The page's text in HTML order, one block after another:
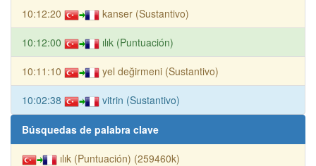
10:12:20 kanser (Sustantivo)
10:12:00 ılık (Puntuación)
10:11:10 yel değirmeni (Sustantivo)
10:02:38 vitrin (Sustantivo)
Búsquedas de palabra clave
ılık (Puntuación) (259460k)